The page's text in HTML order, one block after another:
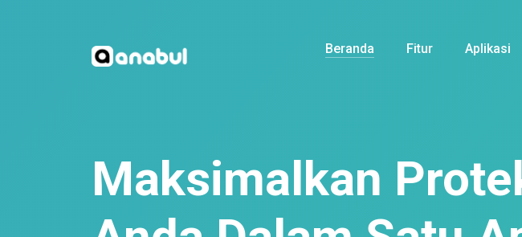
Beranda Fitur Aplikasi
Maksimalkan